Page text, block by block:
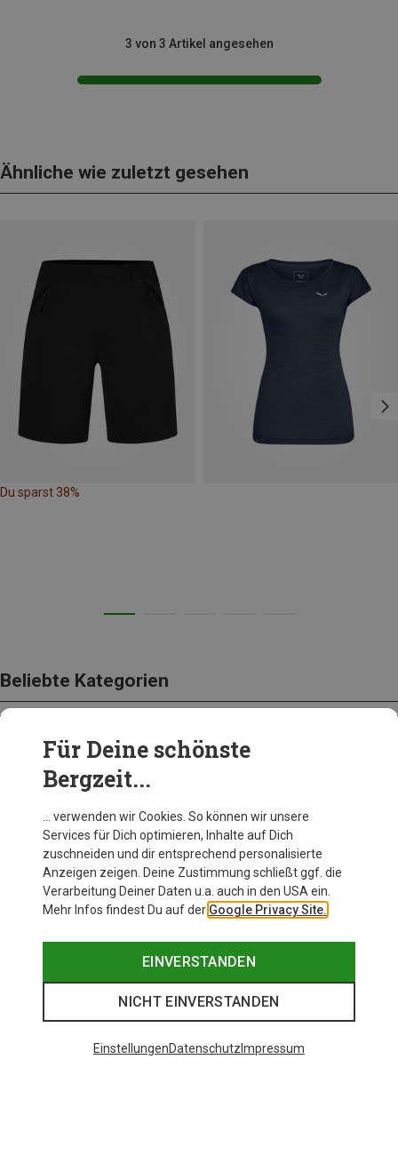
3 von 3 Artikel angesehen
Ähnliche wie zuletzt gesehen
Du sparst 38%
Beliebte Kategorien
BEKLEIDUNG
Für Deine schönste
Bergzeit...
… verwenden wir Cookies. So können wir unsere
Services für Dich optimieren, Inhalte auf Dich
zuschneiden und dir entsprechend personalisierte
Anzeigen zeigen. Deine Zustimmung schließt ggf. die
Verarbeitung Deiner Daten u.a. auch in den USA ein.
Mehr Infos findest Du auf der Google Privacy Site.
EINVERSTANDEN
NICHT EINVERSTANDEN
EinstellungenDatenschutz Impressum